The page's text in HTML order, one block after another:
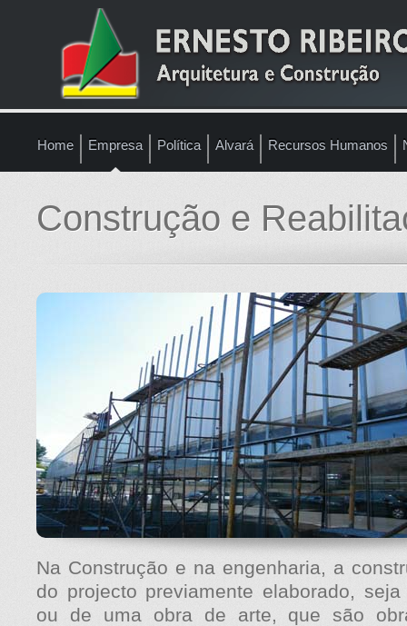
Home Empresa Política Alvará Recursos Humanos
Construção e
Na Construção e na engenharia, a
do projecto previamente elaborado,
ou de uma obra de arte, que são